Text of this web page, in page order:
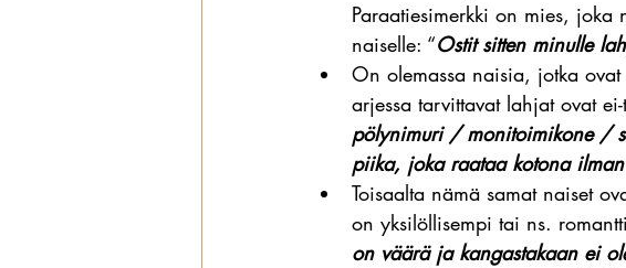
Paraatiesimerkki on mies, joka
naiselle: “Ostit sitten minulle
On olemassa naisia, jotka
arjessa tarvittavat lahjat ovat
pölynimuri / monitoimikone /
piika, joka raataa kotona
Toisaalta nämä samat naiset
on yksilöllisempi tai ns.
on väärä ja kangastakaan ei